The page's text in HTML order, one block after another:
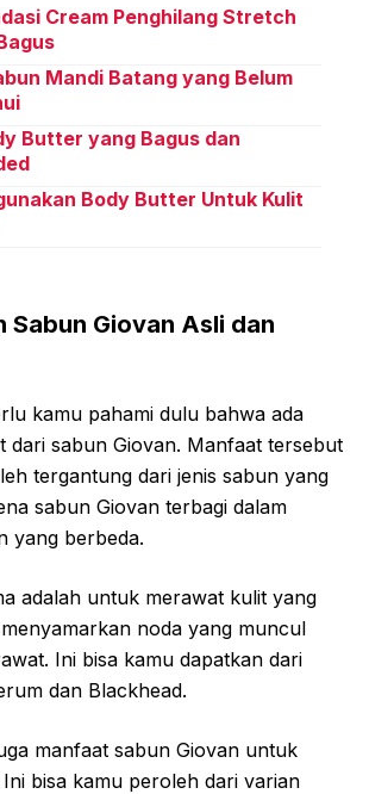
Cream Penghilang Stretch
Mandi Batang yang Belum
Butter yang Bagus dan
Body Butter Untuk Kulit
Sabun Giovan Asli dan
kamu pahami dulu bahwa ada
dari sabun Giovan. Manfaat tersebut
tergantung dari jenis sabun yang
sabun Giovan terbagi dalam
yang berbeda.
adalah untuk merawat kulit yang
noda yang muncul
Ini bisa kamu dapatkan dari
dan Blackhead.
manfaat sabun Giovan untuk
bisa kamu peroleh dari varian